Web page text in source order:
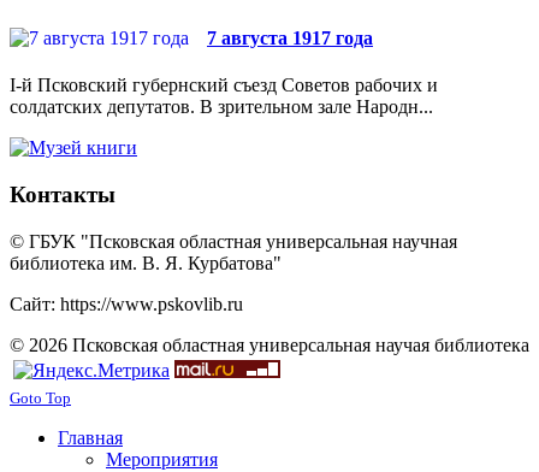
7 августа 1917 года
I-й Псковский губернский съезд Советов рабочих и
солдатских депутатов. В зрительном зале Народн...
Контакты
© ГБУК "Псковская областная универсальная научная
библиотека им. В. Я. Курбатова"
Сайт: https://www.pskovlib.ru
© 2026 Псковская областная универсальная научая библиотека
Goto Top
Главная
Мероприятия